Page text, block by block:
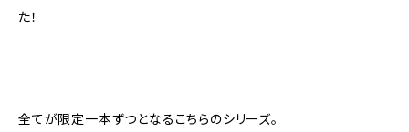
た！
全てが限定一本ずつとなるこちらのシリーズ。